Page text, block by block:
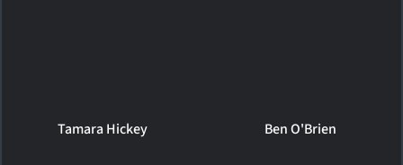
Tamara Hickey Ben O'Brien